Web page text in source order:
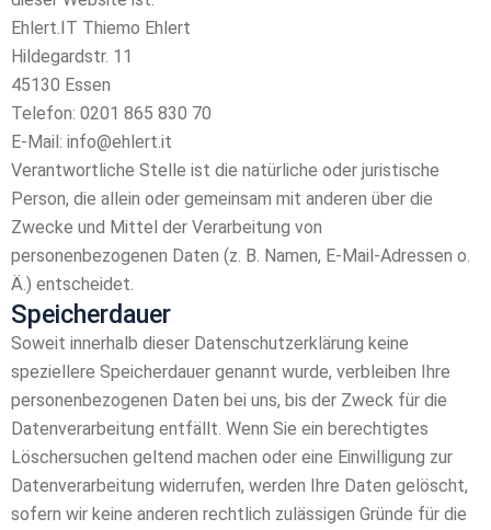
Ehlert.IT Thiemo Ehlert
Hildegardstr. 11
45130 Essen
Telefon: 0201 865 830 70
E-Mail: info@ehlert.it
Verantwortliche Stelle ist die natürliche oder juristische
Person, die allein oder gemeinsam mit anderen über die
Zwecke und Mittel der Verarbeitung von
personenbezogenen Daten (z. B. Namen, E-Mail-Adressen o.
Ä.) entscheidet.
Speicherdauer
Soweit innerhalb dieser Datenschutzerklärung keine
speziellere Speicherdauer genannt wurde, verbleiben Ihre
personenbezogenen Daten bei uns, bis der Zweck für die
Datenverarbeitung entfällt. Wenn Sie ein berechtigtes
Löschersuchen geltend machen oder eine Einwilligung zur
Datenverarbeitung widerrufen, werden Ihre Daten gelöscht,
sofern wir keine anderen rechtlich zulässigen Gründe für die